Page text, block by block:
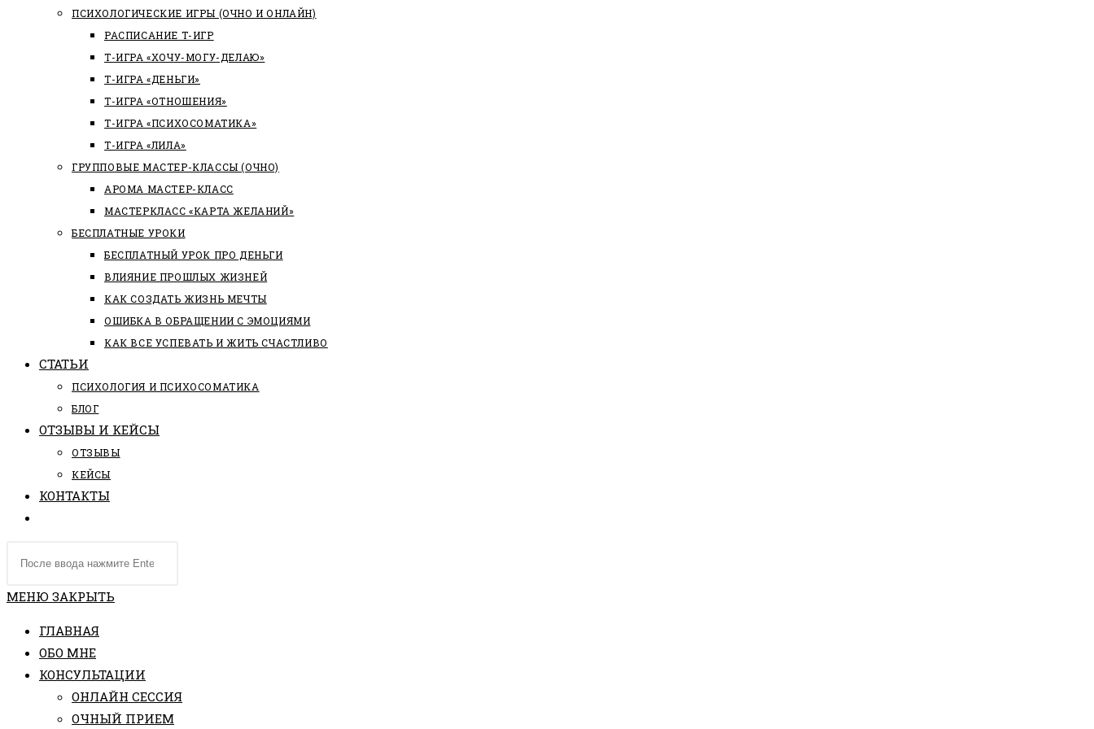
ПСИХОЛОГИЧЕСКИЕ ИГРЫ (ОЧНО И ОНЛАЙН)
РАСПИСАНИЕ Т-ИГР
Т-ИГРА «ХОЧУ-МОГУ-ДЕЛАЮ»
Т-ИГРА «ДЕНЬГИ»
Т-ИГРА «ОТНОШЕНИЯ»
Т-ИГРА «ПСИХОСОМАТИКА»
Т-ИГРА «ЛИЛА»
ГРУППОВЫЕ МАСТЕР-КЛАССЫ (ОЧНО)
АРОМА МАСТЕР-КЛАСС
МАСТЕРКЛАСС «КАРТА ЖЕЛАНИЙ»
БЕСПЛАТНЫЕ УРОКИ
БЕСПЛАТНЫЙ УРОК ПРО ДЕНЬГИ
ВЛИЯНИЕ ПРОШЛЫХ ЖИЗНЕЙ
КАК СОЗДАТЬ ЖИЗНЬ МЕЧТЫ
ОШИБКА В ОБРАЩЕНИИ С ЭМОЦИЯМИ
КАК ВСЕ УСПЕВАТЬ И ЖИТЬ СЧАСТЛИВО
СТАТЬИ
ПCИХОЛОГИЯ И ПСИХОСОМАТИКА
БЛОГ
ОТЗЫВЫ И КЕЙСЫ
ОТЗЫВЫ
КЕЙСЫ
КОНТАКТЫ
ПО
САЙТУ
сайте
МЕНЮ ЗАКРЫТЬ
ГЛАВНАЯ
ОБО МНЕ
КОНСУЛЬТАЦИИ
ОНЛАЙН СЕССИЯ
ОЧНЫЙ ПРИЕМ